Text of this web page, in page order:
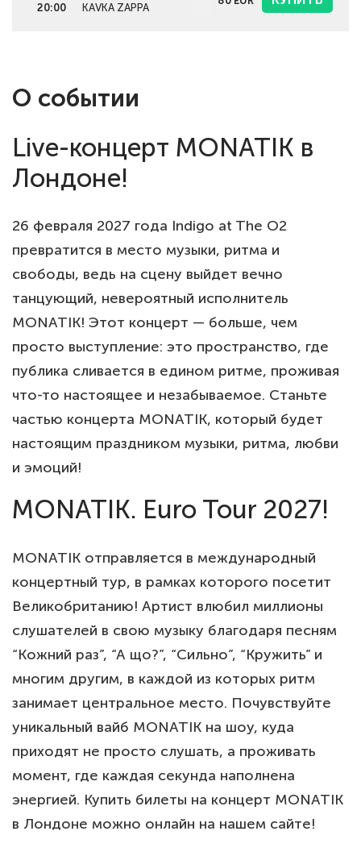
20:00 KAVKA ZAPPA
О событии
Live-концерт MONATIK в
Лондоне!
26 февраля 2027 года Indigo at The O2
превратится в место музыки, ритма и
свободы, ведь на сцену выйдет вечно
танцующий, невероятный исполнитель
MONATIK! Этот концерт — больше, чем
просто выступление: это пространство, где
публика сливается в едином ритме, проживая
что-то настоящее и незабываемое. Станьте
частью концерта MONATIK, который будет
настоящим праздником музыки, ритма, любви
и эмоций!
MONATIK. Euro Tour 2027!
MONATIK отправляется в международный
концертный тур, в рамках которого посетит
Великобританию! Артист влюбил миллионы
слушателей в свою музыку благодаря песням
“Кожний раз”, “А що?”, “Сильно”, “Кружить” и
многим другим, в каждой из которых ритм
занимает центральное место. Почувствуйте
уникальный вайб MONATIK на шоу, куда
приходят не просто слушать, а проживать
момент, где каждая секунда наполнена
энергией. Купить билеты на концерт MONATIK
в Лондоне можно онлайн на нашем сайте!